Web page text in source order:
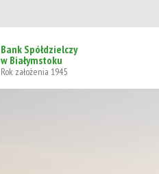
Bank Spółdzielczy
w Białymstoku
Rok założenia 1945